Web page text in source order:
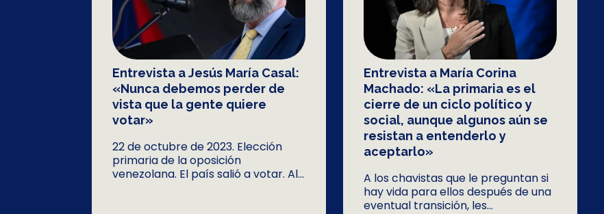
Entrevista a Jesús María Casal:
«Nunca debemos perder de
vista que la gente quiere
votar»
22 de octubre de 2023. Elección
primaria de la oposición
venezolana. El país salió a votar. Al...
Entrevista a María Corina
Machado: «La primaria es el
cierre de un ciclo político y
social, aunque algunos aún se
resistan a entenderlo y
aceptarlo»
A los chavistas que le preguntan si
hay vida para ellos después de una
eventual transición, les...